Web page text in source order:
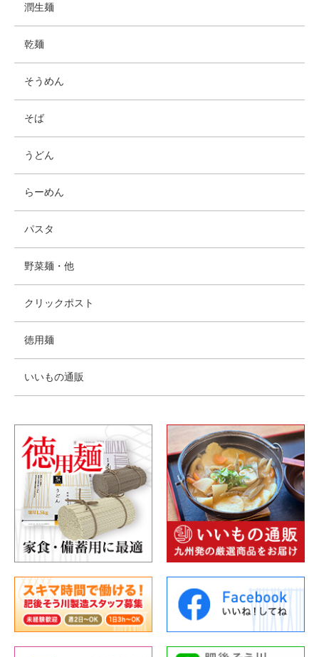
潤生麺
乾麺
そうめん
そば
うどん
らーめん
パスタ
野菜麺・他
クリックポスト
徳用麺
いいもの通販